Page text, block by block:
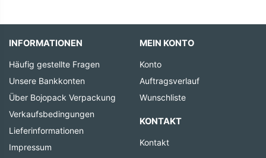
INFORMATIONEN
Häufig gestellte Fragen
Unsere Bankkonten
Über Bojopack Verpackung
Verkaufsbedingungen
Lieferinformationen
Impressum
MEIN KONTO
Konto
Auftragsverlauf
Wunschliste
KONTAKT
Kontakt